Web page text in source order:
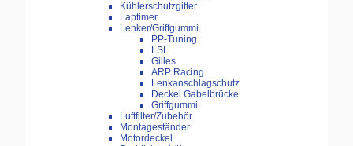
Kühlerschutzgitter
Laptimer
Lenker/Griffgummi
PP-Tuning
LSL
Gilles
ARP Racing
Lenkanschlagschutz
Deckel Gabelbrücke
Griffgummi
Luftfilter/Zubehör
Montageständer
Motordeckel